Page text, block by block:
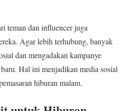
teman dan influencer juga
Agar lebih terhubung, banyak
dan mengadakan kampanye
Hal ini menjadikan media sosial
hiburan malam.